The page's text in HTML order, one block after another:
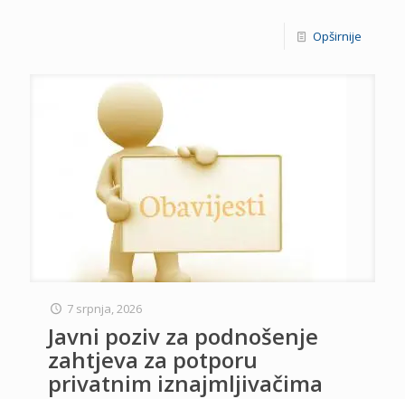
Opširnije
7 srpnja, 2026
Javni poziv za podnošenje
zahtjeva za potporu
privatnim iznajmljivačima